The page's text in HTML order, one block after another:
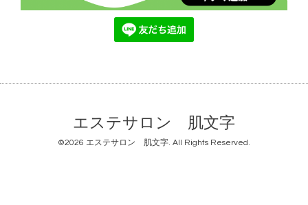
エステサロン 肌文字
©2026 エステサロン 肌文字. All Rights Reserved.